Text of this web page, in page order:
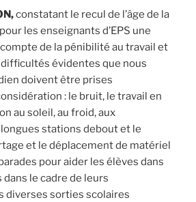
constatant le recul de l’âge de la
les enseignants d’EPS une
de la pénibilité au travail et
difficultés évidentes que nous
doivent être prises
: le bruit, le travail en
au soleil, au froid, aux
stations debout et le
et le déplacement de matériel
pour aider les élèves dans
le cadre de leurs
diverses sorties scolaires